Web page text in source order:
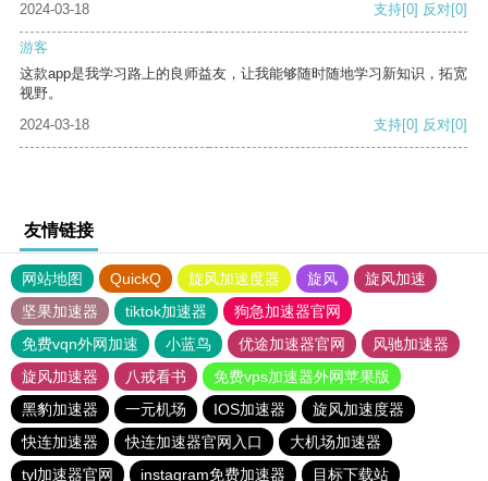
2024-03-18
支持[0] 反对[0]
游客
这款app是我学习路上的良师益友，让我能够随时随地学习新知识，拓宽
视野。
2024-03-18
支持[0] 反对[0]
友情链接
网站地图 QuickQ 旋风加速度器 旋风
旋风加速
坚果加速器
tiktok加速器
狗急加速器官网
免费vqn外网加速
小蓝鸟 优途加速器官网
风驰加速器
旋风加速器
八戒看书
免费vps加速器外网苹果版
黑豹加速器
一元机场 IOS加速器
旋风加速度器
快连加速器
快连加速器官网入口
大机场加速器
tyl加速器官网
instagram免费加速器 目标下载站